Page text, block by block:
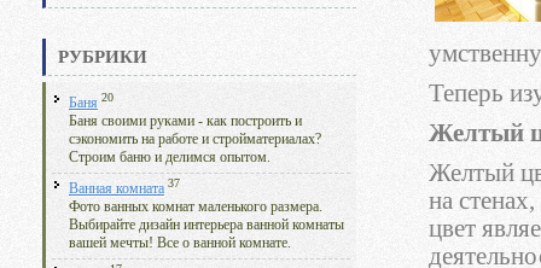
РУБРИКИ
Баня 20
Баня своими руками - как построить и
сэкономить на работе и стройматериалах?
Строим баню и делимся опытом.
Ванная комната 37
Фото ванных комнат маленького размера.
Выбирайте дизайн интерьера ванной комнаты
вашей мечты! Все о ванной комнате.
Теперь
Желтый
Желтый
на
цвет